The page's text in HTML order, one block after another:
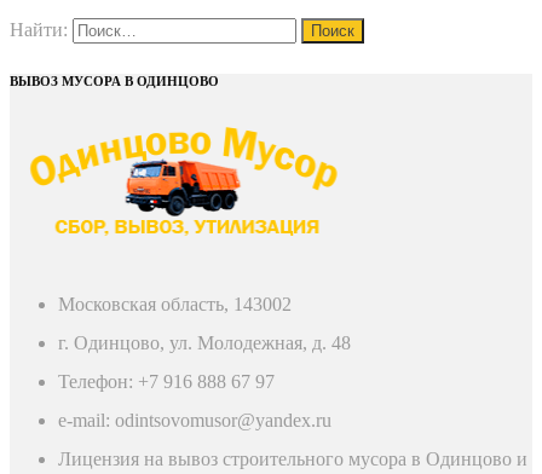
Найти:
ВЫВОЗ МУСОРА В ОДИНЦОВО
Московская область, 143002
г. Одинцово, ул. Молодежная, д. 48
Телефон: +7 916 888 67 97
e-mail: odintsovomusor@yandex.ru
Лицензия на вывоз строительного мусора в Одинцово и